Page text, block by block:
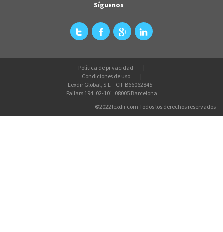
Síguenos
Política de privacidad
Condiciones de uso
Lexdir Global, S.L. - CIF B66062845 -
Pallars 194, 02-101, 08005 Barcelona
©2022 lexdir.com Todos los derechos reservados